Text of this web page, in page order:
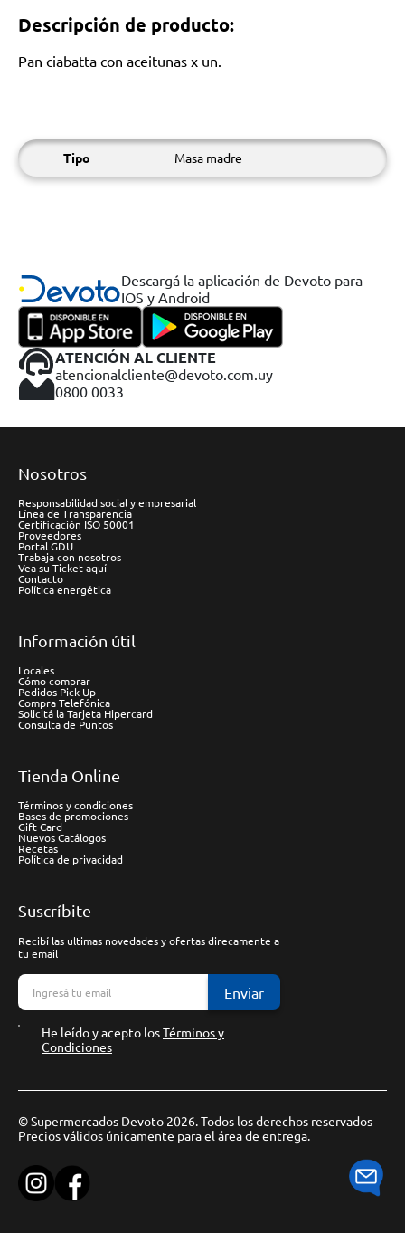
Descripción de producto:
Pan ciabatta con aceitunas x un.
Tipo Masa madre
Descargá la aplicación de Devoto para
IOS y Android
ATENCIÓN AL CLIENTE
atencionalcliente@devoto.com.uy
0800 0033
Nosotros
Responsabilidad social y empresarial
Línea de Transparencia
Certificación ISO 50001
Proveedores
Portal GDU
Trabaja con nosotros
Vea su Ticket aquí
Contacto
Política energética
Información útil
Locales
Cómo comprar
Pedidos Pick Up
Compra Telefónica
Solicitá la Tarjeta Hipercard
Consulta de Puntos
Tienda Online
Términos y condiciones
Bases de promociones
Gift Card
Nuevos Catálogos
Recetas
Política de privacidad
Suscríbite
Recibí las ultimas novedades y ofertas direcamente a
tu email
Enviar
He leído y acepto losTérminos y
Condiciones
© Supermercados Devoto 2026. Todos los derechos reservados
Precios válidos únicamente para el área de entrega.